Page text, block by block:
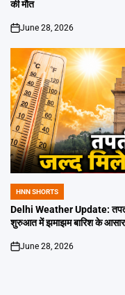
की मौत
on
June 28, 2026
POSTED
IN
HNN SHORTS
Delhi Weather Update: तपती
शुरुआत में झमाझम बारिश के आसार
on
June 28, 2026